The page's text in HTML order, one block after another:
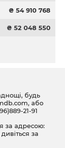
₴ 54 910 768
₴ 52 048 550
будь
, або
21-91
за адресою:
за